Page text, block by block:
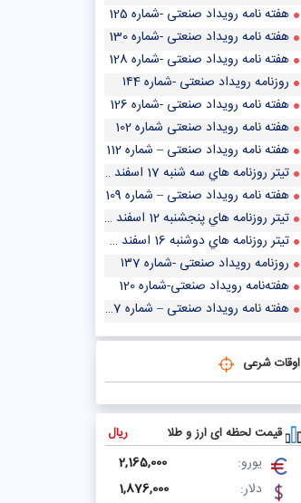
هفته نامه رویداد صنعتی -شماره 125
هفته نامه رویداد صنعتی -شماره 130
هفته نامه رویداد صنعتی -شماره 128
روزنامه رویداد صنعتی -شماره ۱۴4
هفته نامه رویداد صنعتی -شماره 126
هفته نامه رویداد صنعتی شماره 102
هفته نامه رویداد صنعتی – شماره 112
تيتر روزنامه هاي سه شنبه 17 اسفند 1400
هفته نامه رویداد صنعتی – شماره 109
تيتر روزنامه هاي پنجشنبه 12 اسفند 1400
تيتر روزنامه هاي دوشنبه 16 اسفند 1400
روزنامه رویداد صنعتی -شماره ۱۳7
هفته‌نامه رویداد صنعتی-شماره 120
هفته نامه رویداد صنعتی – شماره 107
اوقات شرعی
قیمت لحظه ای ارز و طلا ریال
یورو:
2,165,000
دلار:
1,876,000